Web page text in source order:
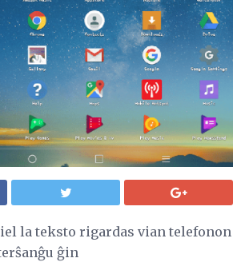
la teksto rigardas vian telefonon
ĝin